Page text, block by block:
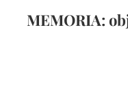
MEMORIA: